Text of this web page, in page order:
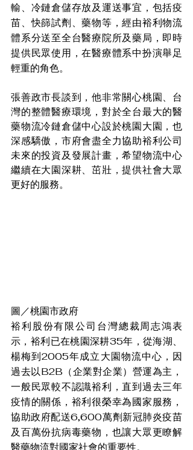
輸、冷鏈倉儲存放及運送事宜，包括疫
苗、快篩試劑、藥物等，經由裕利物流
體系分送至全台醫療院所及藥局，即時
提供民眾使用，在醫療體系中扮演舉足
輕重的角色。
張善政市長談到，他非常關心桃園、台
灣的整體醫療環境，對於全台最大的醫
藥物流冷鏈倉儲中心設於桃園大園，也
深感驕傲，市府會盡全力協助裕利公司
未來的投資及發展計畫，希望物流中心
繼續在大園深耕、茁壯，提供社會大眾
更好的服務。
圖／桃園市政府
裕利股份有限公司台灣總裁周志鴻表
示，裕利已在桃園深耕35年，從海湖、
楊梅到2005年成立大園物流中心，因
過去以B2B（企業對企業）營運為主，
一般民眾較不認識裕利，直到過去三年
疫情的關係，裕利很榮幸為國家服務，
協助政府配送6,600萬劑新冠肺炎疫苗
及百萬份抗病毒藥物，也讓大眾更瞭解
醫藥物流對國家社會的重要性。